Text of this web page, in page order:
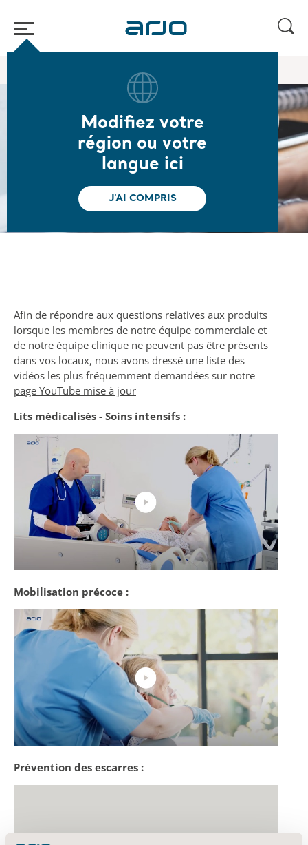
Modifiez votre
région ou votre
langue ici
J'AI COMPRIS
Vidéos de démonstration
Vidéos de
démonstration
Afin de répondre aux questions relatives aux produits
lorsque les membres de notre équipe commerciale et
de notre équipe clinique ne peuvent pas être présents
dans vos locaux, nous avons dressé une liste des
vidéos les plus fréquemment demandées sur notre
page YouTube mise à jour
Lits médicalisés - Soins intensifs :
Mobilisation précoce :
Prévention des escarres :